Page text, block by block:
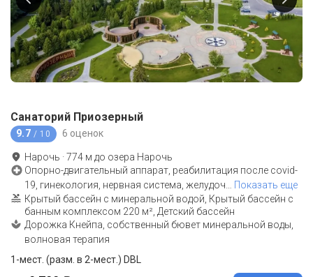
Санаторий Приозерный
9.7 / 10 6 оценок
Нарочь ·774 м до озера Нарочь
Опорно-двигательный аппарат, реабилитация после covid-
19, гинекология, нервная система, желудоч
Показать еще
Крытый бассейн с минеральной водой, Крытый бассейн с
банным комплексом 220 м², Детский бассейн
Дорожка Кнейпа, собственный бювет минеральной воды,
волновая терапия
1-мест. (разм. в 2-мест.) DBL